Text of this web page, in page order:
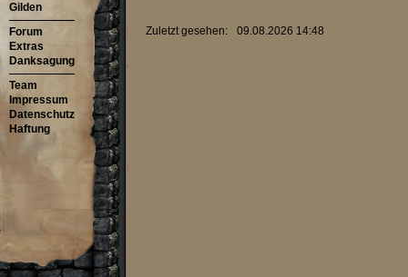
Gilden
Forum
Extras
Danksagung
Team
Impressum
Datenschutz
Haftung
Zuletzt gesehen: 09.08.2026 14:48